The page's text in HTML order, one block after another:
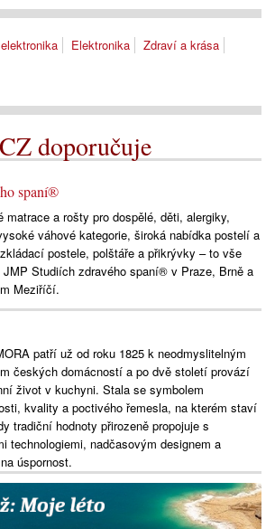
Elektronika
Zdraví a krása
doporučuje
spaní®
matrace a rošty pro dospělé, děti, alergiky,
váhové kategorie, široká nabídka postelí a
postele, polštáře a přikrývky – to vše
JMP Studiích zdravého spaní® v Praze, Brně a
Meziříčí.
patří už od roku 1825 k neodmyslitelným
českých domácností a po dvě století provází
život v kuchyni. Stala se symbolem
kvality a poctivého řemesla, na kterém staví
tradiční hodnoty přirozeně propojuje s
technologiemi, nadčasovým designem a
úspornost.